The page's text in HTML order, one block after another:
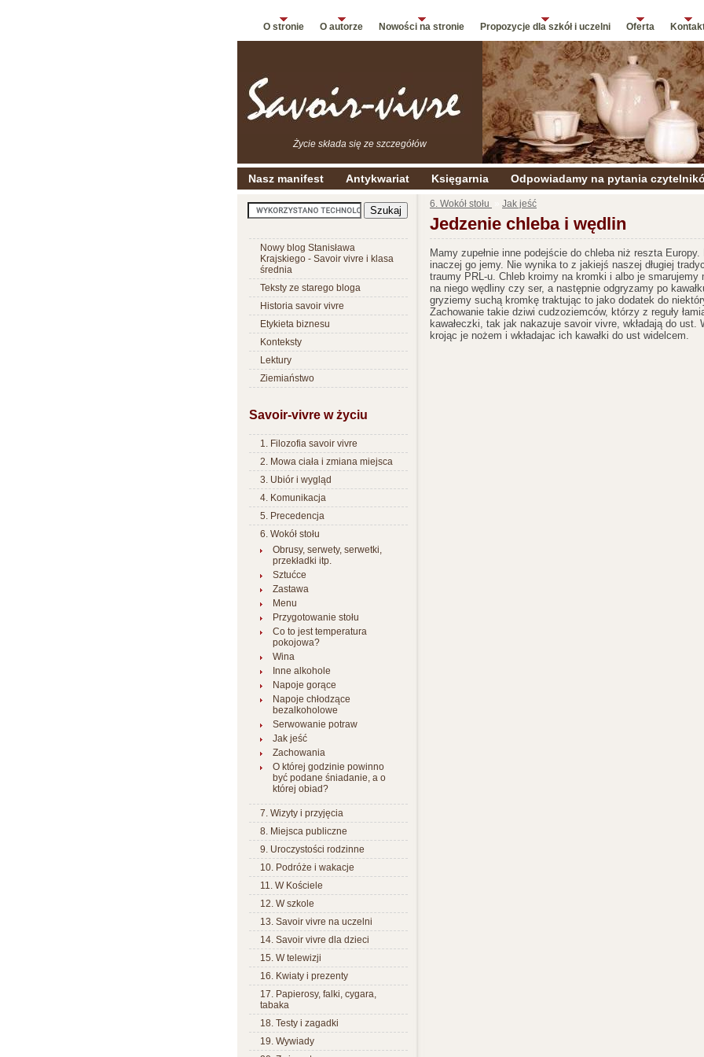
O stronie O autorze Nowości na stronie Propozycje dla szkół i uczelni Oferta
Życie składa się ze szczegółów
6. Wokół stołu Jak jeść
Nasz manifest Antykwariat Księgarnia Odpowiadamy na pytania
Nowy blog Stanisława
Krajskiego - Savoir vivre i klasa
średnia
Teksty ze starego bloga
Historia savoir vivre
Etykieta biznesu
Konteksty
Lektury
Ziemiaństwo
Savoir-vivre w życiu
1. Filozofia savoir vivre
2. Mowa ciała i zmiana miejsca
3. Ubiór i wygląd
4. Komunikacja
5. Precedencja
6. Wokół stołu
Obrusy, serwety, serwetki,
przekładki itp.
Sztućce
Zastawa
Menu
Przygotowanie stołu
Co to jest temperatura
pokojowa?
Wina
Inne alkohole
Napoje gorące
Napoje chłodzące
bezalkoholowe
Serwowanie potraw
Jak jeść
Zachowania
O której godzinie powinno
być podane śniadanie, a o
której obiad?
7. Wizyty i przyjęcia
8. Miejsca publiczne
9. Uroczystości rodzinne
10. Podróże i wakacje
11. W Kościele
12. W szkole
13. Savoir vivre na uczelni
14. Savoir vivre dla dzieci
15. W telewizji
16. Kwiaty i prezenty
17. Papierosy, falki, cygara,
tabaka
18. Testy i zagadki
19. Wywiady
Jedzenie chleba i wędlin
Mamy zupełnie inne podejście do chleba niż reszta
inaczej go jemy. Nie wynika to z jakiejś naszej długiej
traumy PRL-u. Chleb kroimy na kromki i albo je smarujemy
na niego wędliny czy ser, a następnie odgryzamy po
gryziemy suchą kromkę traktując to jako dodatek do
Zachowanie takie dziwi cudzoziemców, którzy z reguły
kawałeczki, tak jak nakazuje savoir vivre, wkładają do
krojąc je nożem i wkładajac ich kawałki do ust widelcem.